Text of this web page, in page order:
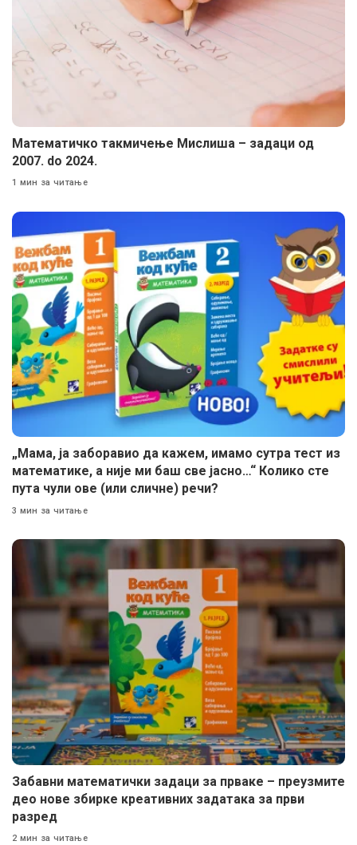
Математичко такмичење Мислиша – задаци од
2007. do 2024.
1 мин за читање
„Мама, ја заборавио да кажем, имамо сутра тест из
математике, а није ми баш све јасно…“ Колико сте
пута чули ове (или сличне) речи?
3 мин за читање
Забавни математички задаци за прваке – преузмите
део нове збирке креативних задатака за први
разред
2 мин за читање